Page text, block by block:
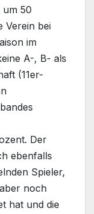
um 50
Verein bei
im
A-, B- als
(11er-
Der
ebenfalls
Spieler,
noch
hat und die